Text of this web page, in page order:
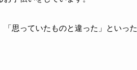
思っていたものと違った」といった